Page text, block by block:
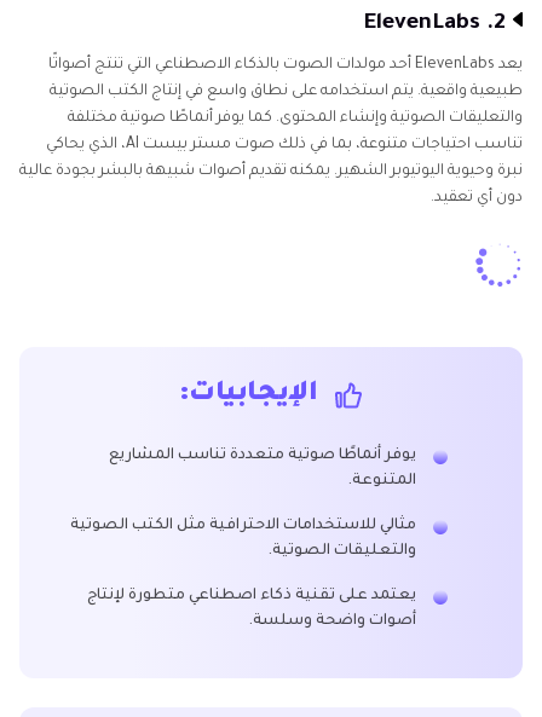
2. ElevenLabs
يعد ElevenLabs أحد مولدات الصوت بالذكاء الاصطناعي التي تنتج أصواتًا
طبيعية واقعية. يتم استخدامه على نطاق واسع في إنتاج الكتب الصوتية
والتعليقات الصوتية وإنشاء المحتوى. كما يوفر أنماطًا صوتية مختلفة
تناسب احتياجات متنوعة، بما في ذلك صوت مستر بيست AI، الذي يحاكي
نبرة وحيوية اليوتيوبر الشهير. يمكنه تقديم أصوات شبيهة بالبشر بجودة عالية
دون أي تعقيد.
الإيجابيات:
يوفر أنماطًا صوتية متعددة تناسب المشاريع
المتنوعة.
مثالي للاستخدامات الاحترافية مثل الكتب الصوتية
والتعليقات الصوتية.
يعتمد على تقنية ذكاء اصطناعي متطورة لإنتاج
أصوات واضحة وسلسة.